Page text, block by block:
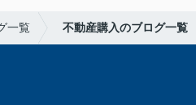
一覧 不動産購入のブログ一覧